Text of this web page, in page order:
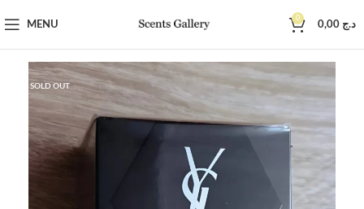
MENU
0
د.ج
SOLD OUT